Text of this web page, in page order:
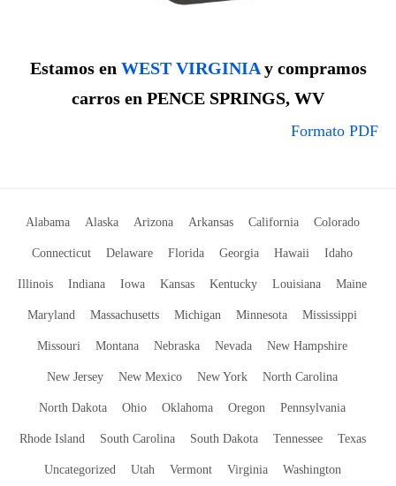
Estamos en WEST VIRGINIAy compramos
carros en PENCE SPRINGS, WV
Formato PDF
Alabama Alaska Arizona Arkansas California Colorado
Connecticut Delaware Florida Georgia Hawaii Idaho
Illinois Indiana Iowa Kansas Kentucky Louisiana Maine
Maryland Massachusetts Michigan Minnesota Mississippi
Missouri Montana Nebraska Nevada New Hampshire
New Jersey New Mexico New York North Carolina
North Dakota Ohio Oklahoma Oregon Pennsylvania
Rhode Island South Carolina South Dakota Tennessee Texas
Uncategorized Utah Vermont Virginia Washington